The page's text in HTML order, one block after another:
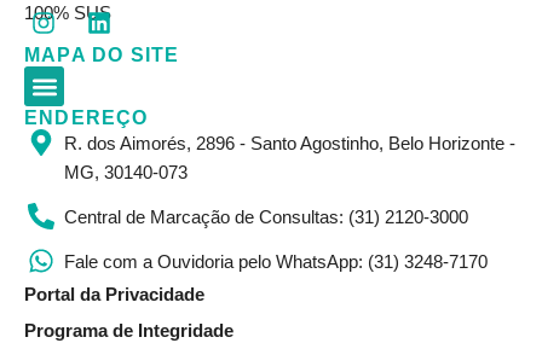
100% SUS
I
n
s
t
a
g
r
L
i
n
e
d
n
MAPA DO SITE
ENDEREÇO
R. dos Aimorés, 2896 - Santo Agostinho, Belo Horizonte -
MG, 30140-073
Central de Marcação de Consultas: (31) 2120-3000
Fale com a Ouvidoria pelo WhatsApp: (31) 3248-7170
Portal da Privacidade
Programa de Integridade